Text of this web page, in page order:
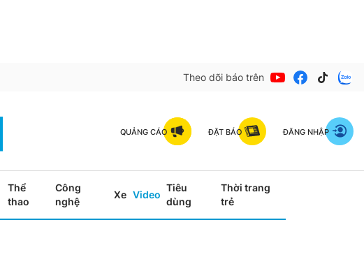
Theo dõi báo trên
QUẢNG CÁO ĐẶT BÁO ĐĂNG NHẬP
Thể
thao
Công
nghệ
Xe Video
Tiêu
dùng
Thời trang
trẻ